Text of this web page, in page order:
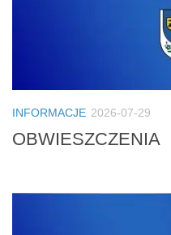
INFORMACJE 2026-07-29
OBWIESZCZENIA